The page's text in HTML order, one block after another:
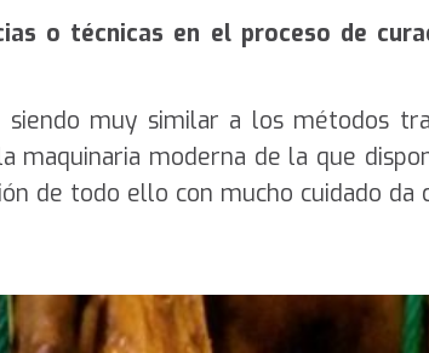
o técnicas en el proceso de
siendo muy similar a los métodos
maquinaria moderna de la que
de todo ello con mucho cuidado